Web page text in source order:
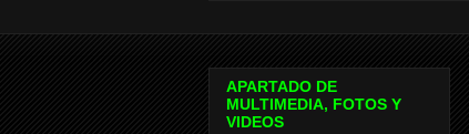
APARTADO DE
MULTIMEDIA, FOTOS Y
VIDEOS